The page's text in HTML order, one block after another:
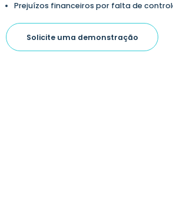
Prejuízos financeiros por falta de
Solicite uma demonstração